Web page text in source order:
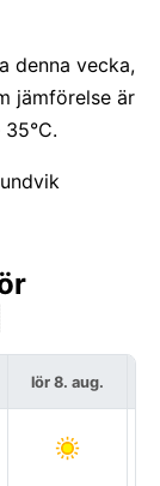
denna vecka,
jämförelse är
lör 8. aug.